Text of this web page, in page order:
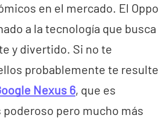
en el mercado. El Oppo
a la tecnología que busca
y divertido. Si no te
probablemente te resulte
Nexus 6, que es
pero mucho más